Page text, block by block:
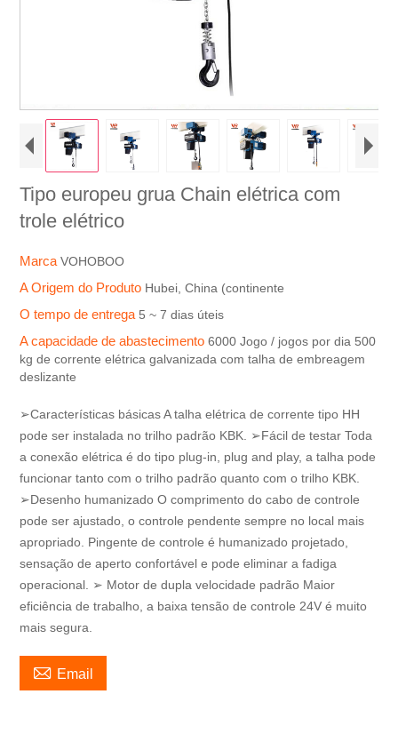
Tipo europeu grua Chain elétrica com
trole elétrico
MarcaVOHOBOO
A Origem do Produto Hubei, China (continente
O tempo de entrega 5 ~ 7 dias úteis
A capacidade de abastecimento6000 Jogo / jogos por dia 500
kg de corrente elétrica galvanizada com talha de embreagem
deslizante
➢Características básicas A talha elétrica de corrente tipo HH
pode ser instalada no trilho padrão KBK. ➢Fácil de testar Toda
a conexão elétrica é do tipo plug-in, plug and play, a talha pode
funcionar tanto com o trilho padrão quanto com o trilho KBK.
➢Desenho humanizado O comprimento do cabo de controle
pode ser ajustado, o controle pendente sempre no local mais
apropriado. Pingente de controle é humanizado projetado,
sensação de aperto confortável e pode eliminar a fadiga
operacional. ➢ Motor de dupla velocidade padrão Maior
eficiência de trabalho, a baixa tensão de controle 24V é muito
mais segura.
 Email